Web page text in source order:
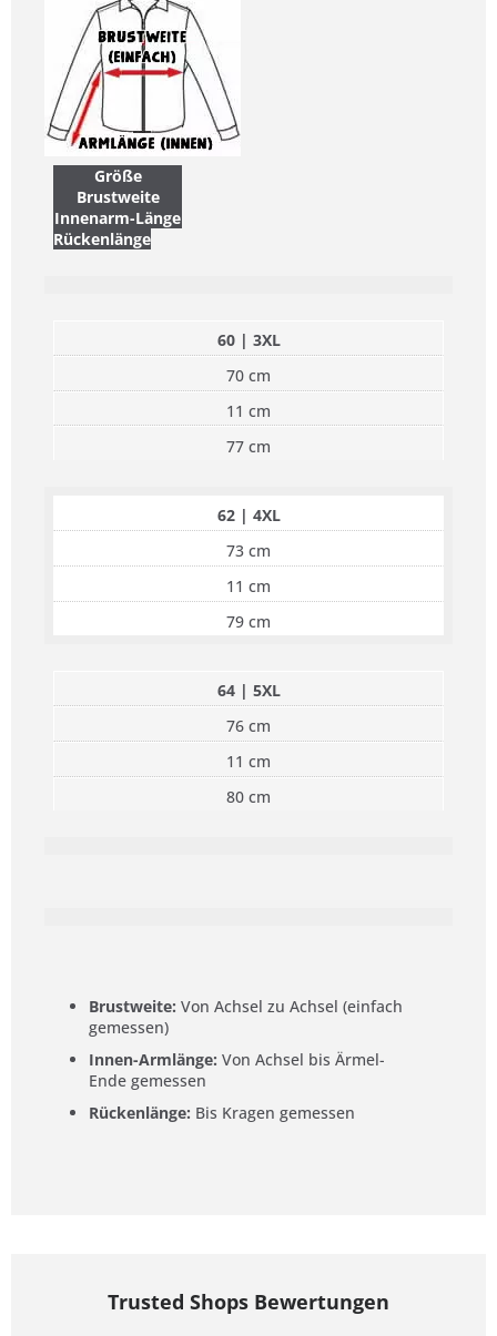
Größe
Brustweite
Innenarm-Länge
Rückenlänge
60 | 3XL
70 cm
11 cm
77 cm
62 | 4XL
73 cm
11 cm
79 cm
64 | 5XL
76 cm
11 cm
80 cm
Brustweite: Von Achsel zu Achsel (einfach
gemessen)
Innen-Armlänge: Von Achsel bis Ärmel-
Ende gemessen
Rückenlänge: Bis Kragen gemessen
Trusted Shops Bewertungen